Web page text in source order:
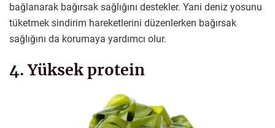
bağlanarak bağırsak sağlığını destekler. Yani deniz yosunu
tüketmek sindirim hareketlerini düzenlerken bağırsak
sağlığını da korumaya yardımcı olur.
4. Yüksek protein